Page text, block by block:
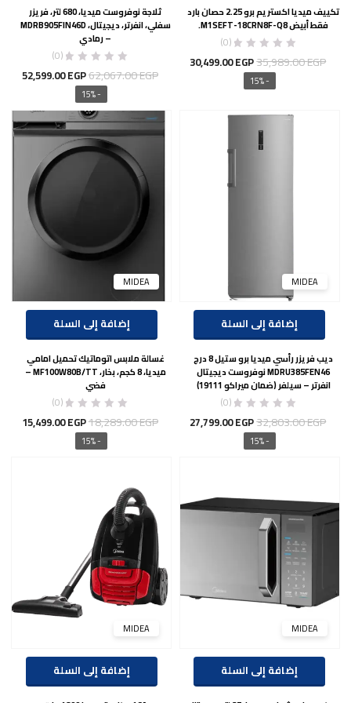
تكييف ميديا اكستريم برو 2.25 حصان بارد
فقط أبيض M1SEFT-18CRN8F-Q8.
(0)
35,989.00EGP
السعر
الأصلي
35,989.00 EGP.
30,499.00EGP
السعر
30,499.00 EGP.
- 15%
ثلاجة نوفروست ميديا، 680 لتر، فريزر
سفلي، انفرتر، ديجيتال، MDRB905FIN46D
– رمادي
(0)
62,067.00EGP
السعر
الأصلي
هو:
62,067.00 EGP.
52,599.00EGP
هو:
EGP.
- 15%
MIDEA
إضافة إلى السلة
ديب فريزر رأسي ميديا برو ستيل 8 درج
MDRU385FEN46 نوفروست ديجيتال
انفرتر – سيلفر (ضمان ميراكو 19111)
(0)
32,803.00EGP
السعر
الأصلي
27,799.00EGP
السعر
- 15%
MIDEA
إضافة إلى السلة
غسالة ملابس اتوماتيك تحميل امامي
ميديا، 8 كجم، بخار، MF100W80B/TT –
فضي
(0)
18,289.00EGP
السعر
الأصلي
15,499.00EGP
- 15%
MIDEA
إضافة إلى السلة
MIDEA
إضافة إلى السلة